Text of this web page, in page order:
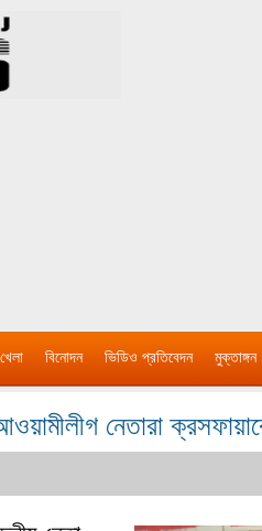
খেলা বিনোদন ভিডিও প্রতিবেদন মুক্তাঙ্গন
নেতারা